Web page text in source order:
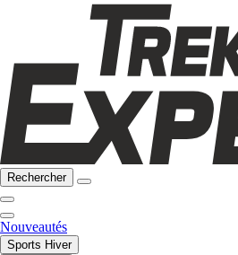
Rechercher
Nouveautés
Sports Hiver